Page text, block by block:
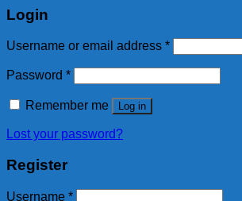
Login
Username or email address *
Password *
Remember me Log in
Lost your password?
Register
Username *